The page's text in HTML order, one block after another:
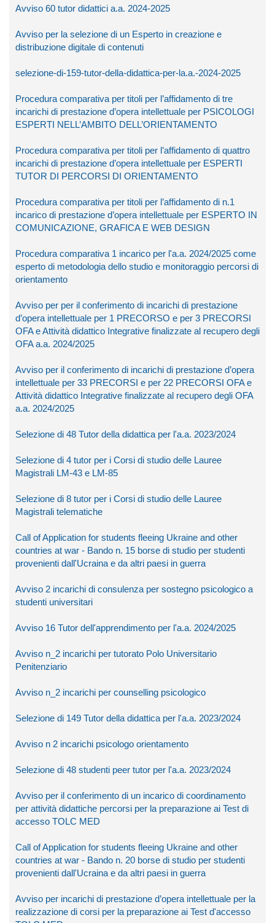
Avviso 60 tutor didattici a.a. 2024-2025
Avviso per la selezione di un Esperto in creazione e
distribuzione digitale di contenuti
selezione-di-159-tutor-della-didattica-per-la.a.-2024-2025
Procedura comparativa per titoli per l’affidamento di tre
incarichi di prestazione d’opera intellettuale per PSICOLOGI
ESPERTI NELL’AMBITO DELL’ORIENTAMENTO
Procedura comparativa per titoli per l’affidamento di quattro
incarichi di prestazione d’opera intellettuale per ESPERTI
TUTOR DI PERCORSI DI ORIENTAMENTO
Procedura comparativa per titoli per l’affidamento di n.1
incarico di prestazione d’opera intellettuale per ESPERTO IN
COMUNICAZIONE, GRAFICA E WEB DESIGN
Procedura comparativa 1 incarico per l'a.a. 2024/2025 come
esperto di metodologia dello studio e monitoraggio percorsi di
orientamento
Avviso per per il conferimento di incarichi di prestazione
d’opera intellettuale per 1 PRECORSO e per 3 PRECORSI
OFA e Attività didattico Integrative finalizzate al recupero degli
OFA a.a. 2024/2025
Avviso per il conferimento di incarichi di prestazione d’opera
intellettuale per 33 PRECORSI e per 22 PRECORSI OFA e
Attività didattico Integrative finalizzate al recupero degli OFA
a.a. 2024/2025
Selezione di 48 Tutor della didattica per l'a.a. 2023/2024
Selezione di 4 tutor per i Corsi di studio delle Lauree
Magistrali LM-43 e LM-85
Selezione di 8 tutor per i Corsi di studio delle Lauree
Magistrali telematiche
Call of Application for students fleeing Ukraine and other
countries at war - Bando n. 15 borse di studio per studenti
provenienti dall'Ucraina e da altri paesi in guerra
Avviso 2 incarichi di consulenza per sostegno psicologico a
studenti universitari
Avviso 16 Tutor dell'apprendimento per l'a.a. 2024/2025
Avviso n_2 incarichi per tutorato Polo Universitario
Penitenziario
Avviso n_2 incarichi per counselling psicologico
Selezione di 149 Tutor della didattica per l'a.a. 2023/2024
Avviso n 2 incarichi psicologo orientamento
Selezione di 48 studenti peer tutor per l'a.a. 2023/2024
Avviso per il conferimento di un incarico di coordinamento
per attività didattiche percorsi per la preparazione ai Test di
accesso TOLC MED
Call of Application for students fleeing Ukraine and other
countries at war - Bando n. 20 borse di studio per studenti
provenienti dall'Ucraina e da altri paesi in guerra
Avviso per incarichi di prestazione d’opera intellettuale per la
realizzazione di corsi per la preparazione ai Test d'accesso